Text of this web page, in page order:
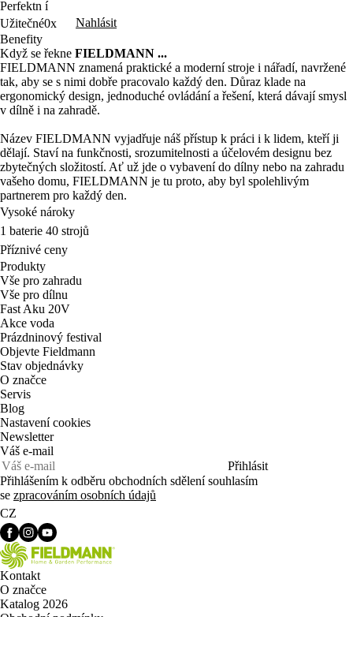
Perfektn í
Užitečné0x
Nahlásit
Benefity
Když se řekne FIELDMANN ...
FIELDMANN znamená praktické a moderní stroje i nářadí, navržené
tak, aby se s nimi dobře pracovalo každý den. Důraz klade na
ergonomický design, jednoduché ovládání a řešení, která dávají smysl
v dílně i na zahradě.
Název FIELDMANN vyjadřuje náš přístup k práci i k lidem, kteří ji
dělají. Staví na funkčnosti, srozumitelnosti a účelovém designu bez
zbytečných složitostí. Ať už jde o vybavení do dílny nebo na zahradu
vašeho domu, FIELDMANN je tu proto, aby byl spolehlivým
partnerem pro každý den.
Vysoké nároky
1 baterie 40 strojů
Příznivé ceny
Produkty
Vše pro zahradu
Vše pro dílnu
Fast Aku 20V
Akce voda
Prázdninový festival
Objevte Fieldmann
Stav objednávky
O značce
Servis
Blog
Nastavení cookies
Newsletter
Váš e-mail
Přihlásit
Přihlášením k odběru obchodních sdělení souhlasím
se zpracováním osobních údajů
CZ
Kontakt
O značce
Katalog 2026
Obchodní podmínky